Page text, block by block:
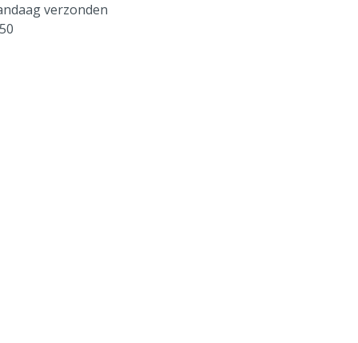
verzonden